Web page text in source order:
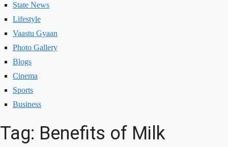
State News
Lifestyle
Vaastu Gyaan
Photo Gallery
Blogs
Cinema
Sports
Business
Tag: Benefits of Milk